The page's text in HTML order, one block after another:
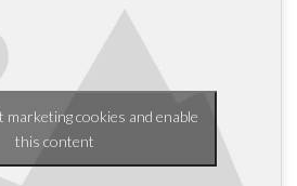
marketing cookies and enable
this content